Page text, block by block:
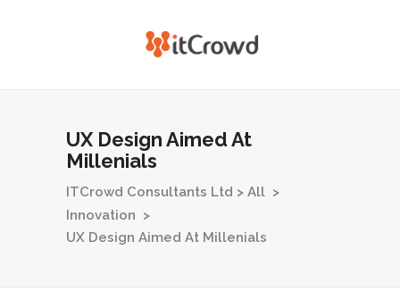
UX Design Aimed At
Millenials
ITCrowd Consultants Ltd > All >
Innovation >
UX Design Aimed At Millenials